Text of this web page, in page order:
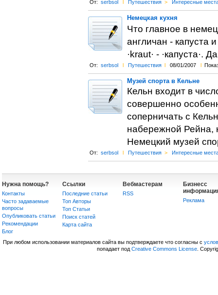
От: serbsol Путешествия > Интересные
Немецкая кухня
Что главное в
англичан - капуста
·kraut· - ·капуста·.
От: serbsol l Путешествия l 08/01/2007 l
Музей спорта в Кельне
Кельн входит в
совершенно
соперничать с
набережной Рейна,
Немецкий музей
От: serbsol l Путешествия > Интересные
Нужна помощь?
Контакты
Часто задаваемые
вопросы
Опубликовать статьи
Рекомендации
Блог
Ссылки
Последние статьи
Топ Авторы
Топ Статьи
Поиск статей
Карта сайта
Вебмастерам
RSS
Бизнесс
Реклама
При любом использовании материалов сайта вы подтверждаете что согласны с
попадает под Creative Commons License.